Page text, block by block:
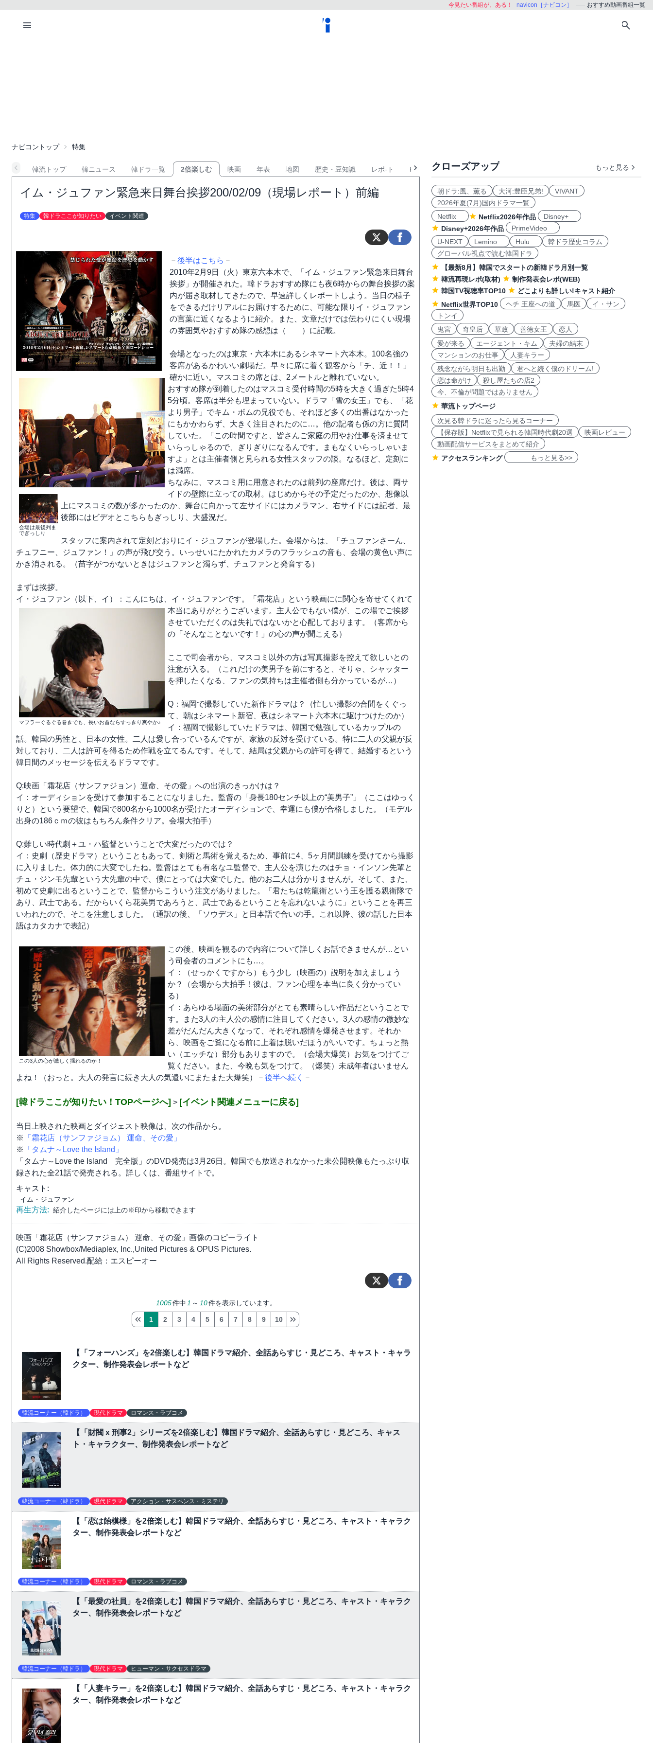
今見たい番組が、ある！ navicon［ナビコン］ おすすめ動画番組一覧
ナビコントップ 特集
韓流トップ 韓ニュース 韓ドラ一覧 2倍楽しむ 映画 年表 地図 歴史・豆知識 レポ-ト KPOP おすすめ
イム・ジュファン緊急来日舞台挨拶200/02/09（現場レポート）前編
特集 韓ドラここが知りたい イベント関連
－ 後半はこちら －
2010年2月9日（火）東京六本木で、「イム・ジュファン緊急来日舞台
挨拶」が開催された。韓ドラおすすめ隊にも夜6時からの舞台挨拶の案
内が届き取材してきたので、早速詳しくレポートしよう。当日の様子
をできるだけリアルにお届けするために、可能な限りイ・ジュファン
の言葉に近くなるように紹介。また、文章だけでは伝わりにくい現場
の雰囲気やおすすめ隊の感想は（ ）に記載。
会場となったのは東京・六本木にあるシネマート六本木。100名強の
客席があるかわいい劇場だ。早々に席に着く観客から「チ、近！！」
確かに近い。マスコミの席とは、2メートルと離れていない。
おすすめ隊が到着したのはマスコミ受付時間の5時を大きく過ぎた5時4
5分頃。客席は半分も埋まっていない。ドラマ「雪の女王」でも、「花
より男子」でキム・ボムの兄役でも、それほど多くの出番はなかった
にもかかわらず、大きく注目されたのに…。他の記者も係の方に質問
していた。「この時間ですと、皆さんご家庭の用やお仕事を済ませて
いらっしゃるので、ぎりぎりになるんです。まもなくいらっしゃいま
すよ」とは主催者側と見られる女性スタッフの談。なるほど、定刻に
は満席。
会場は最後列ま
でぎっしり
ちなみに、マスコミ用に用意されたのは前列の座席だけ。後は、両サ
イドの壁際に立っての取材。はじめからその予定だったのか、想像以
上にマスコミの数が多かったのか、舞台に向かって左サイドにはカメラマン、右サイドには記者、最
後部にはビデオとこちらもぎっしり、大盛況だ。
スタッフに案内されて定刻どおりにイ・ジュファンが登場した。会場からは、「チュファンさーん、
チュフニー、ジュファン！」の声が飛び交う。いっせいにたかれたカメラのフラッシュの音も、会場の黄色い声に
かき消される。（苗字がつかないときはジュファンと濁らず、チュファンと発音する）
まずは挨拶。
イ・ジュファン（以下、イ）：こんにちは、イ・ジュファンです。「霜花店」という映画にに関心を寄せてくれ
マフラーぐるぐる巻きでも、長いお首ならすっきり爽やか♪
て
本当にありがとうございます。主人公でもない僕が、この場でご挨拶
させていただくのは失礼ではないかと心配しております。（客席から
の「そんなことないです！」の心の声が聞こえる）
ここで司会者から、マスコミ以外の方は写真撮影を控えて欲しいとの
注意が入る。（これだけの美男子を前にすると、そりゃ、シャッター
を押したくなる、ファンの気持ちは主催者側も分かっているが…）
Q：福岡で撮影していた新作ドラマは？（忙しい撮影の合間をくぐっ
て、朝はシネマート新宿、夜はシネマート六本木に駆けつけたのか）
イ：福岡で撮影していたドラマは、韓国で勉強しているカップルの
話。韓国の男性と、日本の女性。二人は愛し合っているんですが、家族の反対を受けている。特に二人の父親が反
対しており、二人は許可を得るため作戦を立てるんです。そして、結局は父親からの許可を得て、結婚するという
韓日間のメッセージを伝えるドラマです。
Q:映画「霜花店（サンファジョン）運命、その愛」への出演のきっかけは？
イ：オーディションを受けて参加することになりました。監督の「身長180センチ以上の“美男子”」（ここはゆっく
りと）という要望で、韓国で800名から1000名が受けたオーディションで、幸運にも僕が合格しました。（モデル
出身の186ｃｍの彼はもちろん条件クリア。会場大拍手）
Q:難しい時代劇＋ユ・ハ監督ということで大変だったのでは？
イ：史劇（歴史ドラマ）ということもあって、剣術と馬術を覚えるため、事前に4、5ヶ月間訓練を受けてから撮影
に入りました。体力的に大変でしたね。監督はとても有名なユ監督で、主人公を演じたのはチョ・インソン先輩と
チュ・ジンモ先輩という大先輩の中で、僕にとっては大変でした。他のお二人は分かりませんが。そして、また、
初めて史劇に出るということで、監督からこういう注文がありました。「君たちは乾龍衛という王を護る親衛隊で
あり、武士である。だからいくら花美男であろうと、武士であるということを忘れないように」ということを再三
いわれたので、そこを注意しました。（通訳の後、「ソウデス」と日本語で合いの手。これ以降、彼の話した日本
語はカタカナで表記）
この3人の心が激しく揺れるのか！
この後、映画を観るので内容について詳しくお話できませんが…とい
う司会者のコメントにも…。
イ：（せっかくですから）もう少し（映画の）説明を加えましょう
か？（会場から大拍手！彼は、ファン心理を本当に良く分かってい
る）
イ：あらゆる場面の美術部分がとても素晴らしい作品だということで
す。また3人の主人公の感情に注目してください。3人の感情の微妙な
差がだんだん大きくなって、それぞれ感情を爆発させます。それか
ら、映画をご覧になる前に上着は脱いだほうがいいです。ちょっと熱
い（エッチな）部分もありますので。（会場大爆笑）お気をつけてご
覧ください。また、今晩も気をつけて。（爆笑）未成年者はいません
よね！（おっと。大人の発言に続き大人の気遣いにまたまた大爆笑）－ 後半へ続く －
[韓ドラここが知りたい！TOPページへ] > [イベント関連メニューに戻る]
当日上映された映画とダイジェスト映像は、次の作品から。
※
「霜花店（サンファジョム） 運命、その愛」
※
「タムナ～Love the Island」
「タムナ～Love the Island 完全版」のDVD発売は3月26日。韓国でも放送されなかった未公開映像もたっぷり収
録された全21話で発売される。詳しくは、番組サイトで。
キャスト:
イム・ジュファン
再生方法: 紹介したページには上の※印から移動できます
映画「霜花店（サンファジョム） 運命、その愛」画像のコピーライト
(C)2008 Showbox/Mediaplex, Inc.,United Pictures & OPUS Pictures.
All Rights Reserved.配給：エスピーオー
1005件中 1 ～ 10件を表示しています。
1 2 3 4 5 6 7 8 9 10
【「フォーハンズ」を2倍楽しむ】韓国ドラマ紹介、全話あらすじ・見どころ、キャスト・キャラ
クター、制作発表会レポートなど
韓流コーナー（韓ドラ） 現代ドラマ ロマンス・ラブコメ
【「財閥 x 刑事2」シリーズを2倍楽しむ】韓国ドラマ紹介、全話あらすじ・見どころ、キャス
ト・キャラクター、制作発表会レポートなど
韓流コーナー（韓ドラ） 現代ドラマ アクション・サスペンス・ミステリ
【「恋は飴模様」を2倍楽しむ】韓国ドラマ紹介、全話あらすじ・見どころ、キャスト・キャラク
ター、制作発表会レポートなど
韓流コーナー（韓ドラ） 現代ドラマ ロマンス・ラブコメ
【「最愛の社員」を2倍楽しむ】韓国ドラマ紹介、全話あらすじ・見どころ、キャスト・キャラク
ター、制作発表会レポートなど
韓流コーナー（韓ドラ） 現代ドラマ ヒューマン・サクセスドラマ
【「人妻キラー」を2倍楽しむ】韓国ドラマ紹介、全話あらすじ・見どころ、キャスト・キャラク
ター、制作発表会レポートなど
クローズアップ もっと見る
朝ドラ:風、薫る 大河:豊臣兄弟!
VIVANT
2026年夏(7月)国内ドラマ一覧
Netflix
Netflix2026年作品
Disney+
Disney+2026年作品
PrimeVideo
U-NEXT
Lemino Hulu
韓ドラ歴史コラム
グローバル視点で読む韓国ドラ
【最新8月】韓国でスタートの新韓ドラ月別一覧
韓流再現レポ(取材)
制作発表会レポ(WEB)
韓国TV視聴率TOP10
どこよりも詳しい!キャスト紹介
Netflix世界TOP10
ヘチ 王座への道 馬医
イ・サン
トンイ
鬼宮
奇皇后 華政 善徳女王
恋人
愛が来る
エージェント・キム
夫婦の結末
マンションのお仕事
人妻キラー
残念ながら明日も出勤
君へと続く僕のドリーム!
恋は命がけ
殺し屋たちの店2
今、不倫が問題ではありません
華流トップページ
次見る韓ドラに迷ったら見るコーナー
【保存版】Netflixで見られる韓国時代劇20選
映画レビュー
動画配信サービスをまとめて紹介
アクセスランキング
もっと見る>>